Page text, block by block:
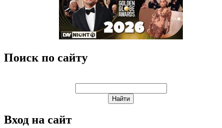
Поиск по сайту
Вход на сайт